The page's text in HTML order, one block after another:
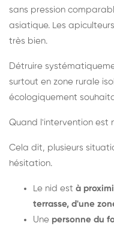
sans pression
asiatique. Les
très bien.
Détruire
surtout en zone rurale
écologiquement
Quand l'intervention est
Cela dit, plusieurs
hésitation.
Le nid est à
terrasse, d'une
Une personne du